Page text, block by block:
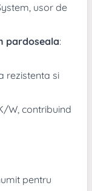
usor de
pardoseala:
rezistenta si
W, contribuind
pentru